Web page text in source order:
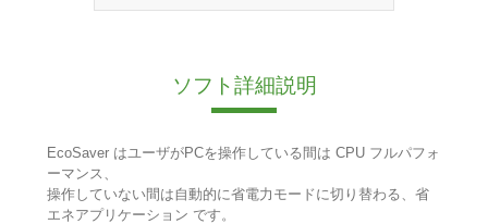
ソフト詳細説明
EcoSaver はユーザがPCを操作している間は CPU フルパフォ
ーマンス、
操作していない間は自動的に省電力モードに切り替わる、省
エネアプリケーション です。